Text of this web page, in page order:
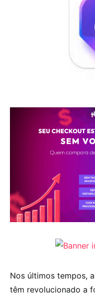
Nos últimos tempos,
têm revolucionado a